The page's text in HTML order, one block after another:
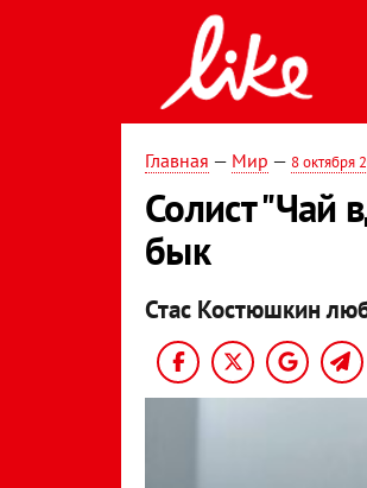
Главная — Мир — 8 октября
Солист "Чай
бык
Стас Костюшкин